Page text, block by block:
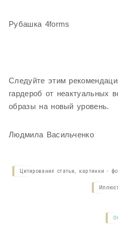
Рубашка 4forms
Следуйте этим
гардероб от неактуальных
образы на новый уровень.
Людмила Васильченко
Цитирование статьи, картинки -